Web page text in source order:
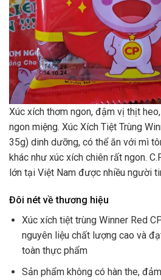
Xúc xích thơm ngon, đậm vị thịt
ngon miệng. Xúc Xích Tiệt Trùng
35g) dinh dưỡng, có thể ăn với mì
khác như xúc xích chiên rất ngon.
lớn tại Việt Nam được nhiều người
Đôi nét về thương hiệu
Xúc xích tiệt trùng Winner Red
nguyên liệu chất lượng cao và
toàn thực phẩm
Sản phẩm không có hàn the,